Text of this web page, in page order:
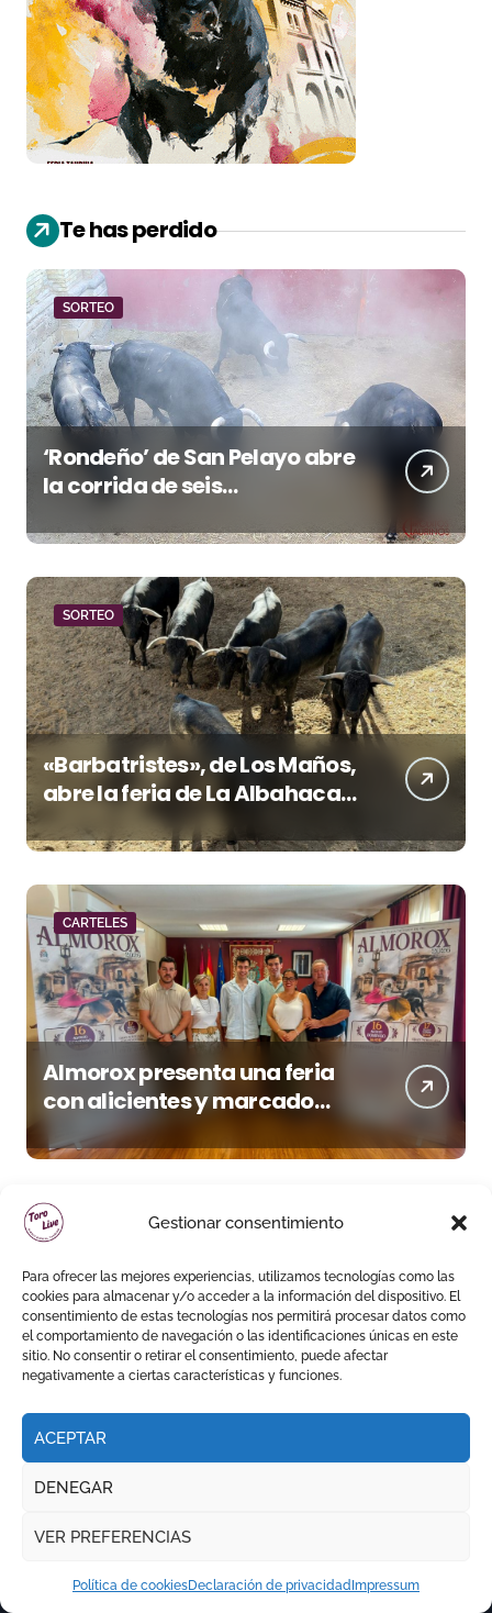
Gestionar consentimiento
Para ofrecer las mejores experiencias, utilizamos tecnologías como las
cookies para almacenar y/o acceder a la información del dispositivo. El
consentimiento de estas tecnologías nos permitirá procesar datos como
el comportamiento de navegación o las identificaciones únicas en este
sitio. No consentir o retirar el consentimiento, puede afectar
negativamente a ciertas características y funciones.
ACEPTAR
DENEGAR
VER PREFERENCIAS
Política de cookiesDeclaración de privacidad Impressum
Te has perdido
SORTEO
‘Rondeño’ de San Pelayo abre
la corrida de seis
Santa María esta noche
SORTEO
«Barbatristes», de Los Maños,
abre la feria de La Albahaca
de Huesca
CARTELES
Almorox presenta una feria
con alicientes y marcado
acento torista
CARTELES
Las Ventas diseña un
septiembre de desafíos y
variedad ganadera